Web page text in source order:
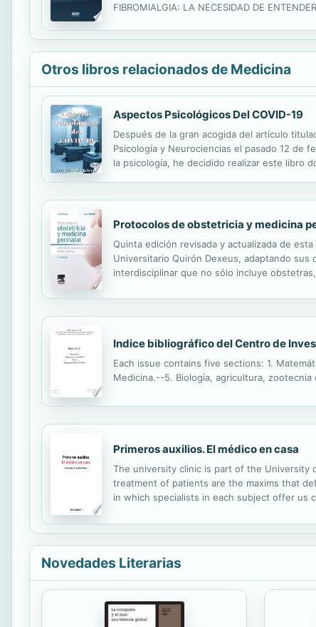
FIBROMIALGIA: LA NECESIDAD DE
Otros libros relacionados de Medicina
Aspectos Psicológicos Del COVID-19
Después de la gran acogida del artículo
Psicología y Neurociencias el pasado 12 de
la psicología, he decidido realizar este libro
Protocolos de obstetricia y medicina
Quinta edición revisada y actualizada de
Universitario Quirón Dexeus, adaptando
interdisciplinar que no sólo incluye
Indice bibliográfico del Centro de
Each issue contains five sections: 1.
Medicina.--5. Biología, agricultura,
Primeros auxilios. El médico en casa
The university clinic is part of the University
treatment of patients are the maxims that
in which specialists in each subject offer us
Novedades Literarias